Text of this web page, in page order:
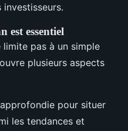
est essentiel
limite pas à un simple
plusieurs aspects
pour situer
les tendances et